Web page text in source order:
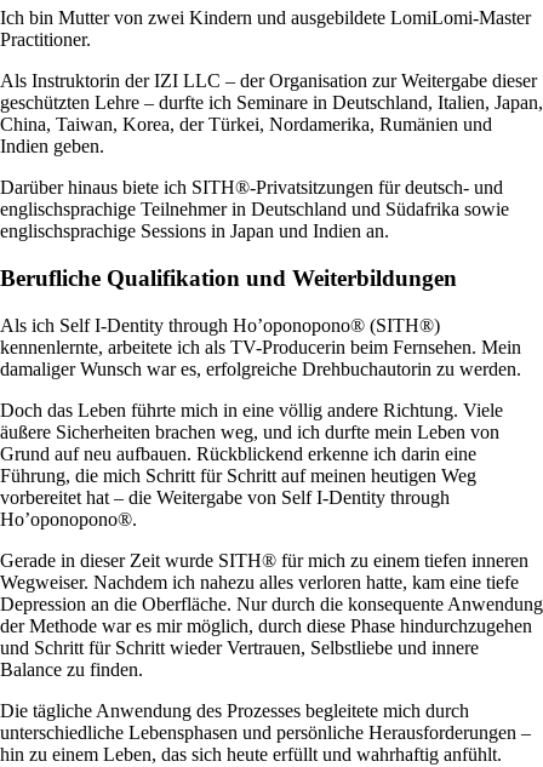
Ich bin Mutter von zwei Kindern und ausgebildete LomiLomi-Master
Practitioner.
Als Instruktorin der IZI LLC – der Organisation zur Weitergabe dieser
geschützten Lehre – durfte ich Seminare in Deutschland, Italien, Japan,
China, Taiwan, Korea, der Türkei, Nordamerika, Rumänien und
Indien geben.
Darüber hinaus biete ich SITH®-Privatsitzungen für deutsch- und
englischsprachige Teilnehmer in Deutschland und Südafrika sowie
englischsprachige Sessions in Japan und Indien an.
Berufliche Qualifikation und Weiterbildungen
Als ich Self I-Dentity through Ho’oponopono® (SITH®)
kennenlernte, arbeitete ich als TV-Producerin beim Fernsehen. Mein
damaliger Wunsch war es, erfolgreiche Drehbuchautorin zu werden.
Doch das Leben führte mich in eine völlig andere Richtung. Viele
äußere Sicherheiten brachen weg, und ich durfte mein Leben von
Grund auf neu aufbauen. Rückblickend erkenne ich darin eine
Führung, die mich Schritt für Schritt auf meinen heutigen Weg
vorbereitet hat – die Weitergabe von Self I-Dentity through
Ho’oponopono®.
Gerade in dieser Zeit wurde SITH® für mich zu einem tiefen inneren
Wegweiser. Nachdem ich nahezu alles verloren hatte, kam eine tiefe
Depression an die Oberfläche. Nur durch die konsequente Anwendung
der Methode war es mir möglich, durch diese Phase hindurchzugehen
und Schritt für Schritt wieder Vertrauen, Selbstliebe und innere
Balance zu finden.
Die tägliche Anwendung des Prozesses begleitete mich durch
unterschiedliche Lebensphasen und persönliche Herausforderungen –
hin zu einem Leben, das sich heute erfüllt und wahrhaftig anfühlt.